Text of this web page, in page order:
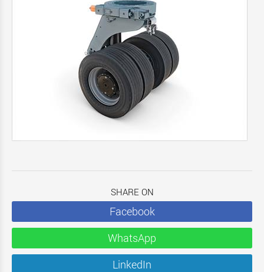
SHARE ON
Facebook
WhatsApp
LinkedIn